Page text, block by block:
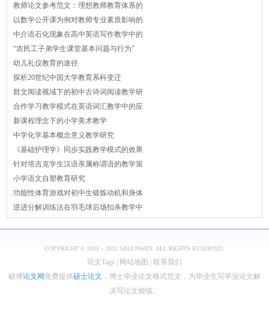
教师论文参考范文：理想教师教育体系的
以数学公开课为例对教师专业素质影响的
中介语石化现象在高中英语写作教学中的
“农民工子弟学生课堂基本问题与行为”
幼儿礼仪教育的途径
探析20世纪中国大学教育系科变迁
群文阅读视域下的初中古诗词阅读教学研
合作学习教学模式在英语词汇教学中的应
新课程理念下的小学美术教学
中学化学基本概念意义教学研究
《基础护理学》同步实践教学模式的效果
针对塔吉克学生汉语亲属称谓语的教学策
小学语文自塑教育研究
功能性体育游戏对初中生锻炼动机和身体
逆进分解训练法在羽毛球后场扣杀教学中
COPYRIGHT © 2011 – 2012 SBLUNWEN. ALL RIGHTS RESERVED.
论文Tags 网站地图
联系我们
硕博论文网 免费提供硕士论文 ，博士毕业论文格式范文，为毕业生写毕业论文解
决写论文烦恼。